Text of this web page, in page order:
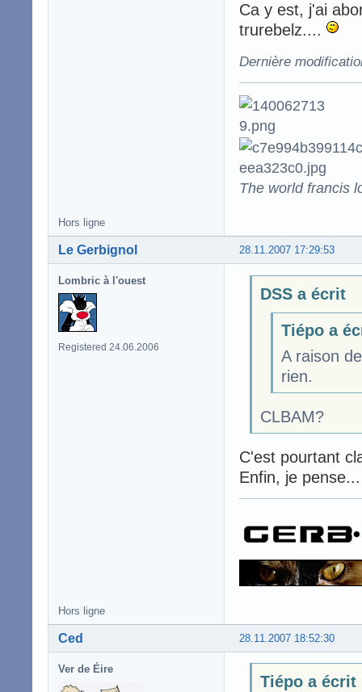
Ca y est, j'ai
trurebelz....
Dernière
The world francis
Hors ligne
28.11.2007 17:29:53
Le Gerbignol
Lombric à l'ouest
Registered 24.06.2006
DSS a écrit
Tiépo a
A raison
rien.
CLBAM?
C'est pourtant
Enfin, je
Hors ligne
28.11.2007 18:52:30
Ced
Ver de Éire
Tiépo a écrit